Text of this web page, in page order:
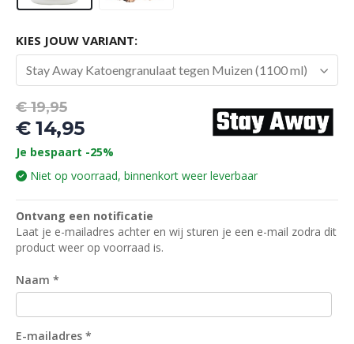
KIES JOUW VARIANT:
Stay Away Katoengranulaat tegen Muizen (1100 ml)
€19,95
Oorspronkelijke
prijs
was:
€ 19,95.
€14,95
Huidige
prijs
is:
€ 14,95.
Je bespaart -25%
Niet op voorraad, binnenkort weer leverbaar
Ontvang een notificatie
Laat je e-mailadres achter en wij sturen je een e-mail zodra dit
product weer op voorraad is.
Naam *
E-mailadres *